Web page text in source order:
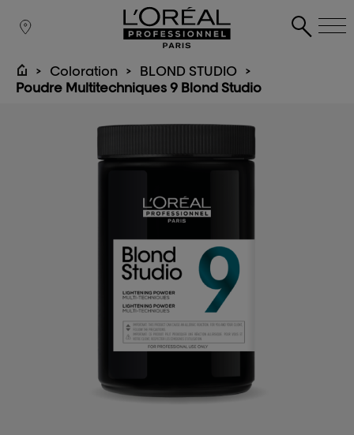
Coloration
BLOND STUDIO
Poudre Multitechniques 9 Blond Studio